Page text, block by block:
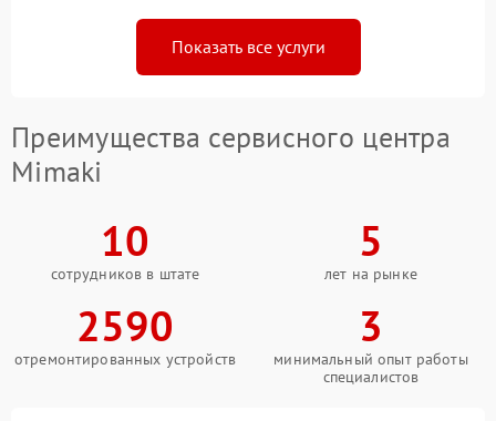
Показать все услуги
Преимущества сервисного центра
Mimaki
10
сотрудников в штате
5
лет на рынке
2590
отремонтированных устройств
3
минимальный опыт работы
специалистов